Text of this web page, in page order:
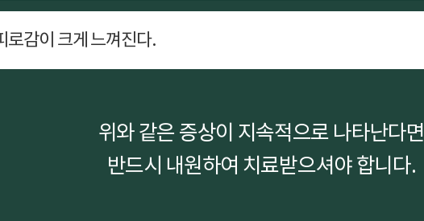
로감이 크게 느껴진다.
위와 같은 증상이 지속적으로 나타난다면
반드시 내원하여 치료받으셔야 합니다.